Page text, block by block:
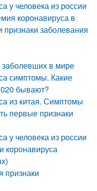
у человека из россии
коронавируса в
заболевания
заболевших в мире
симптомы. Какие
бывают?
из китая. Симптомы
первые признаки
у человека из россии
коронавируса
признаки